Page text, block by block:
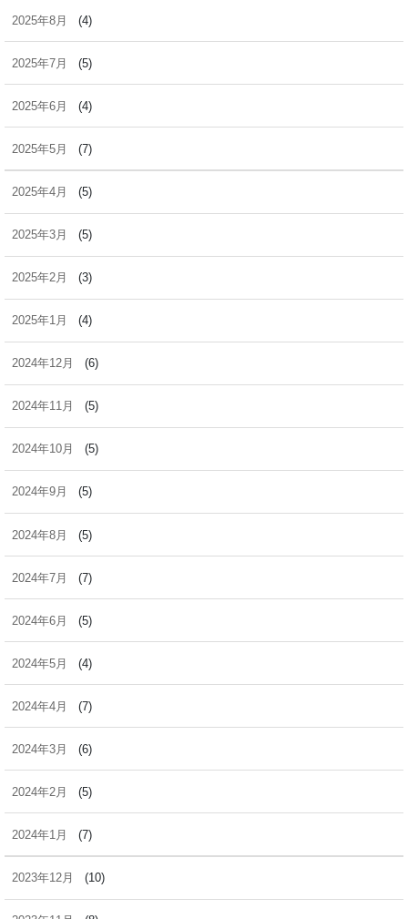
2025年8月 (4)
2025年7月 (5)
2025年6月 (4)
2025年5月 (7)
2025年4月 (5)
2025年3月 (5)
2025年2月 (3)
2025年1月 (4)
2024年12月 (6)
2024年11月 (5)
2024年10月 (5)
2024年9月 (5)
2024年8月 (5)
2024年7月 (7)
2024年6月 (5)
2024年5月 (4)
2024年4月 (7)
2024年3月 (6)
2024年2月 (5)
2024年1月 (7)
2023年12月 (10)